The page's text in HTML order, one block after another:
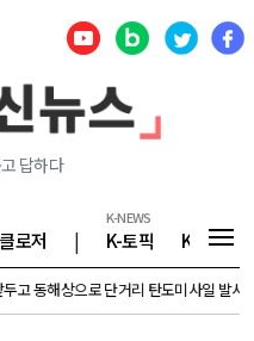
답하다
로저 |
K-NEWS
K-토픽 K-기업
동해상으로 단거리 탄도미사일 발사 외